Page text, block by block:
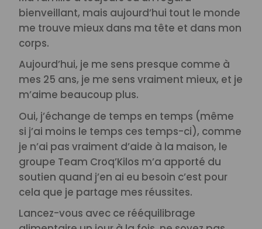
bienveillant, mais aujourd’hui tout le monde
me trouve mieux dans ma tête et dans mon
corps.
Aujourd’hui, je me sens presque comme à
mes 25 ans, je me sens vraiment mieux, et je
m’aime beaucoup plus.
Oui, j’échange de temps en temps (même
si j’ai moins le temps ces temps-ci), comme
je n’ai pas vraiment d’aide à la maison, le
groupe Team Croq’Kilos m’a apporté du
soutien quand j’en ai eu besoin c’est pour
cela que je partage mes réussites.
Lancez-vous avec ce rééquilibrage